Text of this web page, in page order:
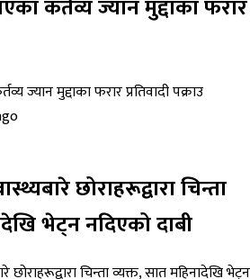
कर्तव्य ज्यान मुद्दाका फरार
छोराहरूद्वारा चिन्ता
भेट्न नदिएको दाबी